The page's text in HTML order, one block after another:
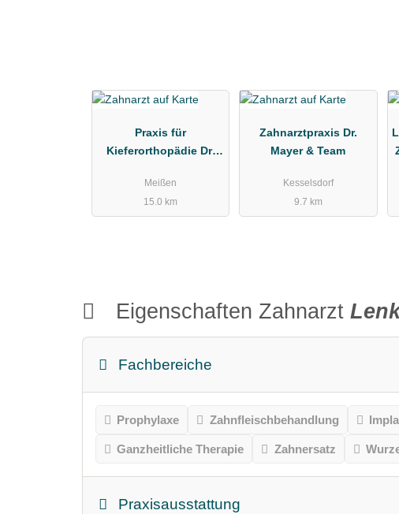
Praxis für
Kieferorthopädie Dr.
Meißen
15.0 km
Zahnarztpraxis Dr.
Mayer & Team
Kesselsdorf
9.7 km
Eigenschaften Zahnarzt
Fachbereiche
Prophylaxe Zahnfleischbehandlung
Ganzheitliche Therapie Zahnersatz
Praxisausstattung